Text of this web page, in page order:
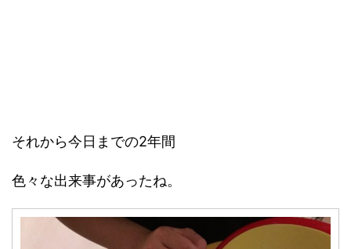
それから今日までの2年間
色々な出来事があったね。